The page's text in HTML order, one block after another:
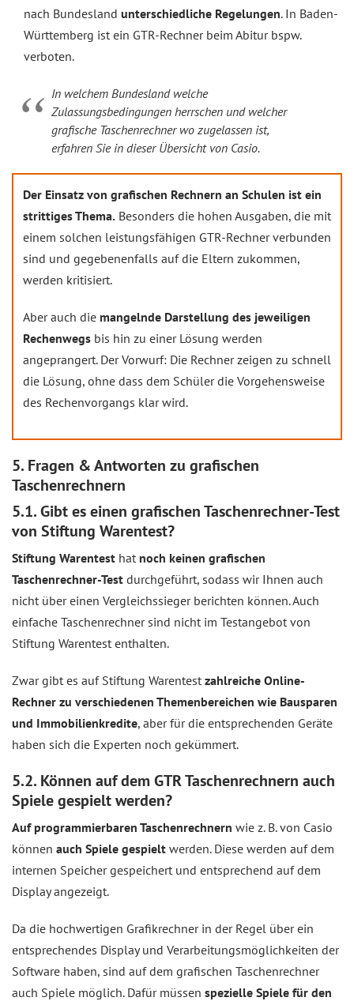
nach Bundesland unterschiedliche Regelungen. In Baden-
Württemberg ist ein GTR-Rechner beim Abitur bspw.
verboten.
In welchem Bundesland welche
Zulassungsbedingungen herrschen und welcher
grafische Taschenrechner wo zugelassen ist,
erfahren Sie in dieser Übersicht von Casio.
Der Einsatz von grafischen Rechnern an Schulen ist ein
strittiges Thema. Besonders die hohen Ausgaben, die mit
einem solchen leistungsfähigen GTR-Rechner verbunden
sind und gegebenenfalls auf die Eltern zukommen,
werden kritisiert.
Aber auch die mangelnde Darstellung des jeweiligen
Rechenwegs bis hin zu einer Lösung werden
angeprangert. Der Vorwurf: Die Rechner zeigen zu schnell
die Lösung, ohne dass dem Schüler die Vorgehensweise
des Rechenvorgangs klar wird.
5. Fragen & Antworten zu grafischen
Taschenrechnern
5.1. Gibt es einen grafischen Taschenrechner-Test
von Stiftung Warentest?
Stiftung Warentest hat noch keinen grafischen
Taschenrechner-Test durchgeführt, sodass wir Ihnen auch
nicht über einen Vergleichssieger berichten können. Auch
einfache Taschenrechner sind nicht im Testangebot von
Stiftung Warentest enthalten.
Zwar gibt es auf Stiftung Warentest zahlreiche Online-
Rechner zu verschiedenen Themenbereichen wie Bausparen
und Immobilienkredite, aber für die entsprechenden Geräte
haben sich die Experten noch gekümmert.
5.2. Können auf dem GTR Taschenrechnern auch
Spiele gespielt werden?
Auf programmierbaren Taschenrechnern wie z. B. von Casio
können auch Spiele gespielt werden. Diese werden auf dem
internen Speicher gespeichert und entsprechend auf dem
Display angezeigt.
Da die hochwertigen Grafikrechner in der Regel über ein
entsprechendes Display und Verarbeitungsmöglichkeiten der
Software haben, sind auf dem grafischen Taschenrechner
auch Spiele möglich. Dafür müssen spezielle Spiele für den